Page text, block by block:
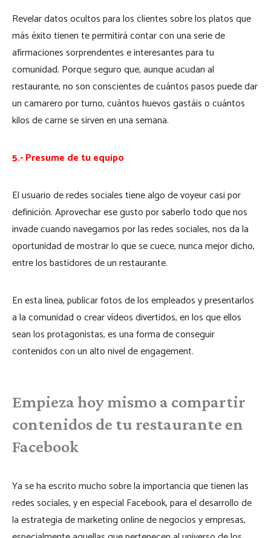
Revelar datos ocultos para los clientes sobre los platos que
más éxito tienen te permitirá contar con una serie de
afirmaciones sorprendentes e interesantes para tu
comunidad. Porque seguro que, aunque acudan al
restaurante, no son conscientes de cuántos pasos puede dar
un camarero por turno, cuántos huevos gastáis o cuántos
kilos de carne se sirven en una semana.
5.- Presume de tu equipo
El usuario de redes sociales tiene algo de voyeur casi por
definición. Aprovechar ese gusto por saberlo todo que nos
invade cuando navegamos por las redes sociales, nos da la
oportunidad de mostrar lo que se cuece, nunca mejor dicho,
entre los bastidores de un restaurante.
En esta línea, publicar fotos de los empleados y presentarlos
a la comunidad o crear vídeos divertidos, en los que ellos
sean los protagonistas, es una forma de conseguir
contenidos con un alto nivel de engagement.
Empieza hoy mismo a compartir
contenidos de tu restaurante en
Facebook
Ya se ha escrito mucho sobre la importancia que tienen las
redes sociales, y en especial Facebook, para el desarrollo de
la estrategia de marketing online de negocios y empresas,